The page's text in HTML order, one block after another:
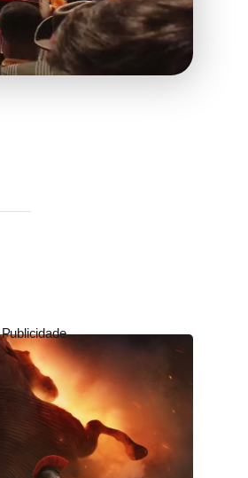
Publicidade